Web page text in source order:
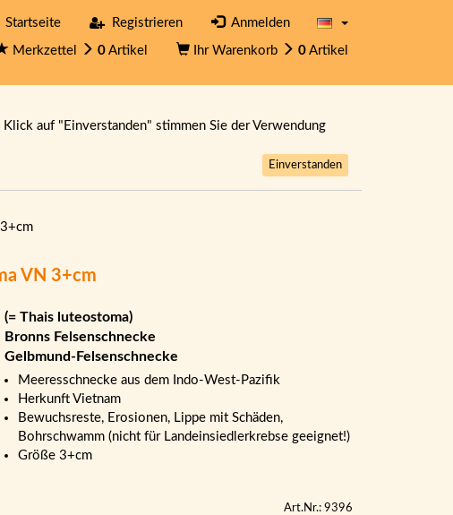
Registrieren Anmelden
Merkzettel 0 Artikel Ihr Warenkorb 0 Artikel
auf "Einverstanden" stimmen Sie der Verwendung
Einverstanden
VN 3+cm
(= Thais luteostoma)
Bronns Felsenschnecke
Gelbmund-Felsenschnecke
Meeresschnecke aus dem Indo-West-Pazifik
Herkunft Vietnam
Bewuchsreste, Erosionen, Lippe mit Schäden,
Bohrschwamm (nicht für Landeinsiedlerkrebse geeignet!)
Größe 3+cm
Art.Nr.: 9396